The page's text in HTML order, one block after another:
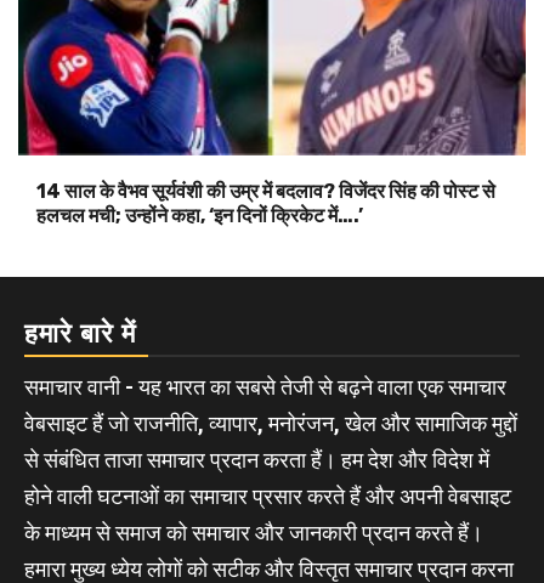
14 साल के वैभव सूर्यवंशी की उम्र में बदलाव? विजेंदर सिंह की पोस्ट से
हलचल मची; उन्होंने कहा, ‘इन दिनों क्रिकेट में….’
हमारे बारे में
समाचार वानी - यह भारत का सबसे तेजी से बढ़ने वाला एक समाचार
वेबसाइट हैं जो राजनीति, व्यापार, मनोरंजन, खेल और सामाजिक मुद्दों
से संबंधित ताजा समाचार प्रदान करता हैं। हम देश और विदेश में
होने वाली घटनाओं का समाचार प्रसार करते हैं और अपनी वेबसाइट
के माध्यम से समाज को समाचार और जानकारी प्रदान करते हैं।
हमारा मुख्य ध्येय लोगों को सटीक और विस्तृत समाचार प्रदान करना